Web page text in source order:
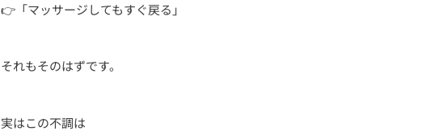
👉「マッサージしてもすぐ戻る」
それもそのはずです。
実はこの不調は